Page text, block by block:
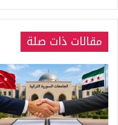
مقالات ذات صلة